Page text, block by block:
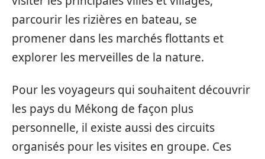
parcourir les rizières en bateau, se
promener dans les marchés flottants et
explorer les merveilles de la nature.
Pour les voyageurs qui souhaitent découvrir
les pays du Mékong de façon plus
personnelle, il existe aussi des circuits
organisés pour les visites en groupe. Ces